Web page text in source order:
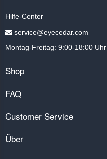
Hilfe-Center
service@eyecedar.com
Montag-Freitag: 9:00-18:00 Uhr
Shop
FAQ
Customer Service
Über